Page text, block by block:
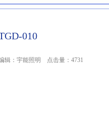
010
辑：宇能照明 点击量： 4731